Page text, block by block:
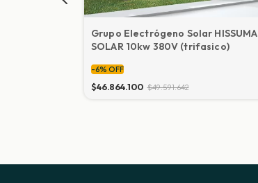
Grupo Electrógeno Solar HISSUMA
SOLAR 10kw 380V (trifasico)
-6% OFF
$46.864.100 $49.591.642